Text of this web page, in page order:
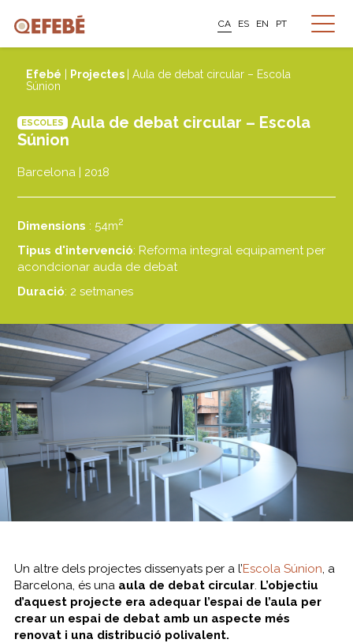
CA ES EN PT
Efebé Projectes
| Aula de debat circular – Escola
Súnion
ESCOLES
Aula de debat circular – Escola
Súnion
Barcelona | 2018
Dimensions : 54m2
Tipus d'intervenció: Reforma integral equipament per
acondcionar auda de debat
Duració: 2 setmanes
Un altre dels projectes dissenyats per a l’Escola Súnion, a
Barcelona, és una aula de debat circular. L’objectiu
d’aquest projecte era adequar l’espai de l’aula per
crear un espai de debat amb un aspecte més
renovat i una distribució polivalent.